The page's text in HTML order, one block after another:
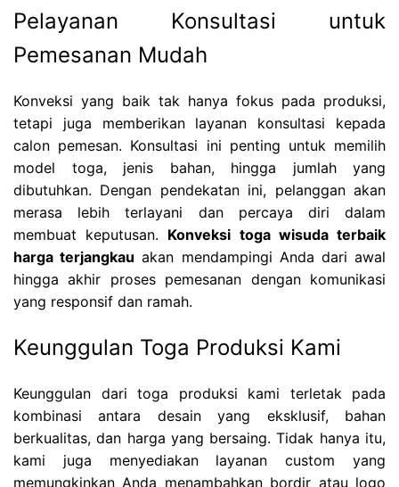
Pelayanan Konsultasi untuk
Pemesanan Mudah
Konveksi yang baik tak hanya fokus pada produksi,
tetapi juga memberikan layanan konsultasi kepada
calon pemesan. Konsultasi ini penting untuk memilih
model toga, jenis bahan, hingga jumlah yang
dibutuhkan. Dengan pendekatan ini, pelanggan akan
merasa lebih terlayani dan percaya diri dalam
membuat keputusan. Konveksi toga wisuda terbaik
harga terjangkau akan mendampingi Anda dari awal
hingga akhir proses pemesanan dengan komunikasi
yang responsif dan ramah.
Keunggulan Toga Produksi Kami
Keunggulan dari toga produksi kami terletak pada
kombinasi antara desain yang eksklusif, bahan
berkualitas, dan harga yang bersaing. Tidak hanya itu,
kami juga menyediakan layanan custom yang
memungkinkan Anda menambahkan bordir atau logo